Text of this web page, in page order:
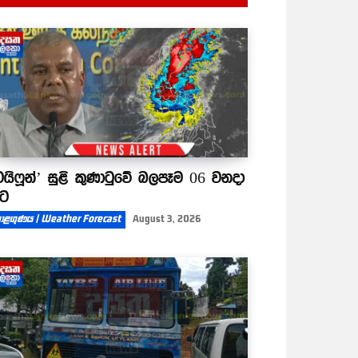
සුළි කුණාටුවේ බලපෑම 06 වනදා
| Weather Forecast August 3, 2026